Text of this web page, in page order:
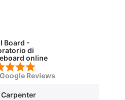
Board -
di
online
Reviews